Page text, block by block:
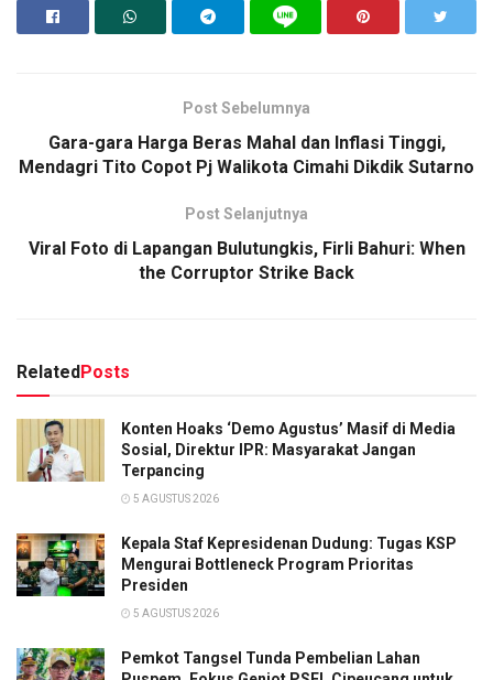
Post Sebelumnya
Gara-gara Harga Beras Mahal dan Inflasi Tinggi,
Mendagri Tito Copot Pj Walikota Cimahi Dikdik Sutarno
Post Selanjutnya
Viral Foto di Lapangan Bulutungkis, Firli Bahuri: When
the Corruptor Strike Back
RelatedPosts
Konten Hoaks ‘Demo Agustus’ Masif di Media
Sosial, Direktur IPR: Masyarakat Jangan
Terpancing
5 AGUSTUS 2026
Kepala Staf Kepresidenan Dudung: Tugas KSP
Mengurai Bottleneck Program Prioritas
Presiden
5 AGUSTUS 2026
Pemkot Tangsel Tunda Pembelian Lahan